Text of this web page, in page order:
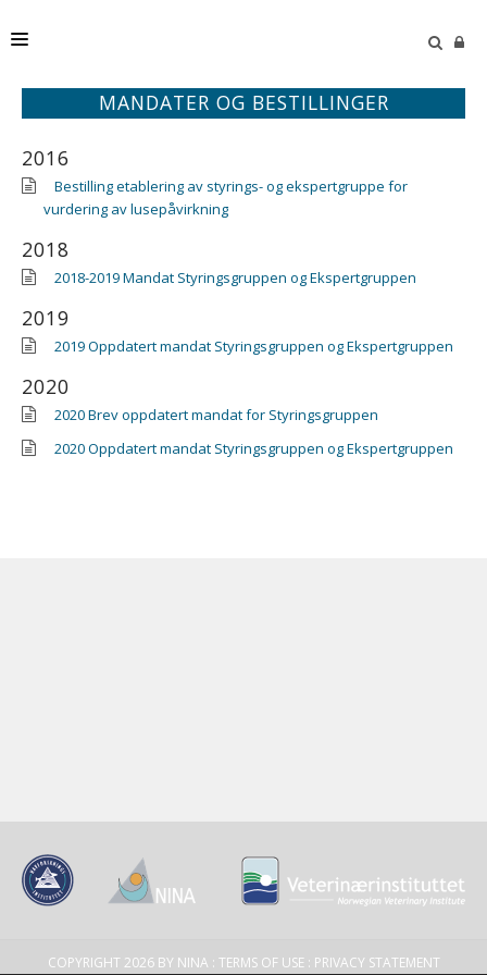
STYRINGSGRUPPEN
PUBLIKASJONER
AKTUELT
MANDATER OG BESTILLINGER
2016
Bestilling etablering av styrings- og ekspertgruppe for
vurdering av lusepåvirkning
2018
2018-2019 Mandat Styringsgruppen og Ekspertgruppen
2019
2019 Oppdatert mandat Styringsgruppen og Ekspertgruppen
2020
2020 Brev oppdatert mandat for Styringsgruppen
2020 Oppdatert mandat Styringsgruppen og Ekspertgruppen
COPYRIGHT 2026 BY NINA : TERMS OF USE: PRIVACY STATEMENT